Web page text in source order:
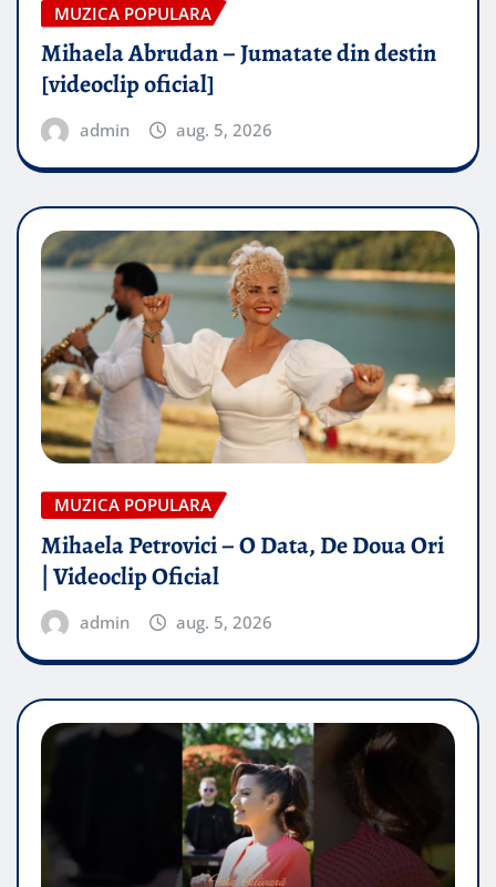
MUZICA POPULARA
Mihaela Abrudan – Jumatate din destin
[videoclip oficial]
admin aug. 5, 2026
MUZICA POPULARA
Mihaela Petrovici – O Data, De Doua Ori
| Videoclip Oficial
admin aug. 5, 2026